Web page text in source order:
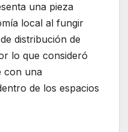
una pieza
local al fungir
distribución de
lo que consideró
con una
de los espacios